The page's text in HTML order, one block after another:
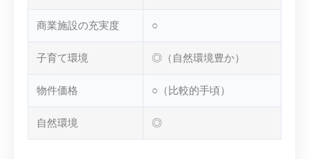
商業施設の充実度 ○
子育て環境 ◎（自然環境豊か）
物件価格 ○（比較的手頃）
自然環境 ◎